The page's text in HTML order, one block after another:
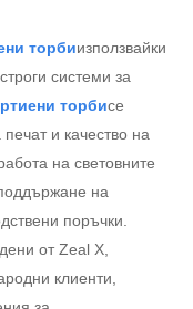
торбиизползвайки
системи за
торбисе
и качество на
на световните
на
поръчки.
от Zeal X,
клиенти,